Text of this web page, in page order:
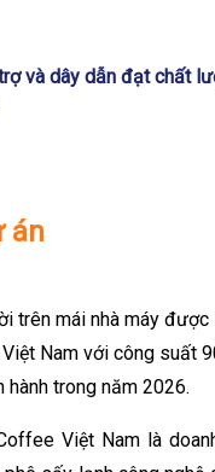
và dây dẫn đạt chất
án
trên mái nhà máy
Nam với công suất
trong năm 2026.
Việt Nam là